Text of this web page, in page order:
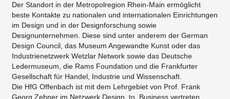
Der Standort in der Metropolregion Rhein-Main ermöglicht
beste Kontakte zu nationalen und internationalen Einrichtungen
im Design und in der Designforschung sowie
Designunternehmen. Diese sind unter anderem der German
Design Council, das Museum Angewandte Kunst oder das
Industrienetzwerk Wetzlar Network sowie das Deutsche
Ledermuseum, die Rams Foundation und die Frankfurter
Gesellschaft für Handel, Industrie und Wissenschaft.
Die HfG Offenbach ist mit dem Lehrgebiet von Prof. Frank
Georg Zebner im Netzwerk Design_to_Business vertreten,